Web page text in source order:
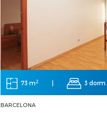
73 m2 3 dorm.
BARCELONA